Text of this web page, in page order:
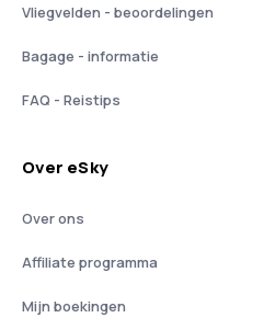
Vliegvelden - beoordelingen
Bagage - informatie
FAQ - Reistips
Over eSky
Over ons
Affiliate programma
Mijn boekingen